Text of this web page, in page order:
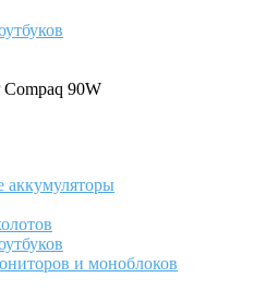
90W
аккумуляторы
и моноблоков